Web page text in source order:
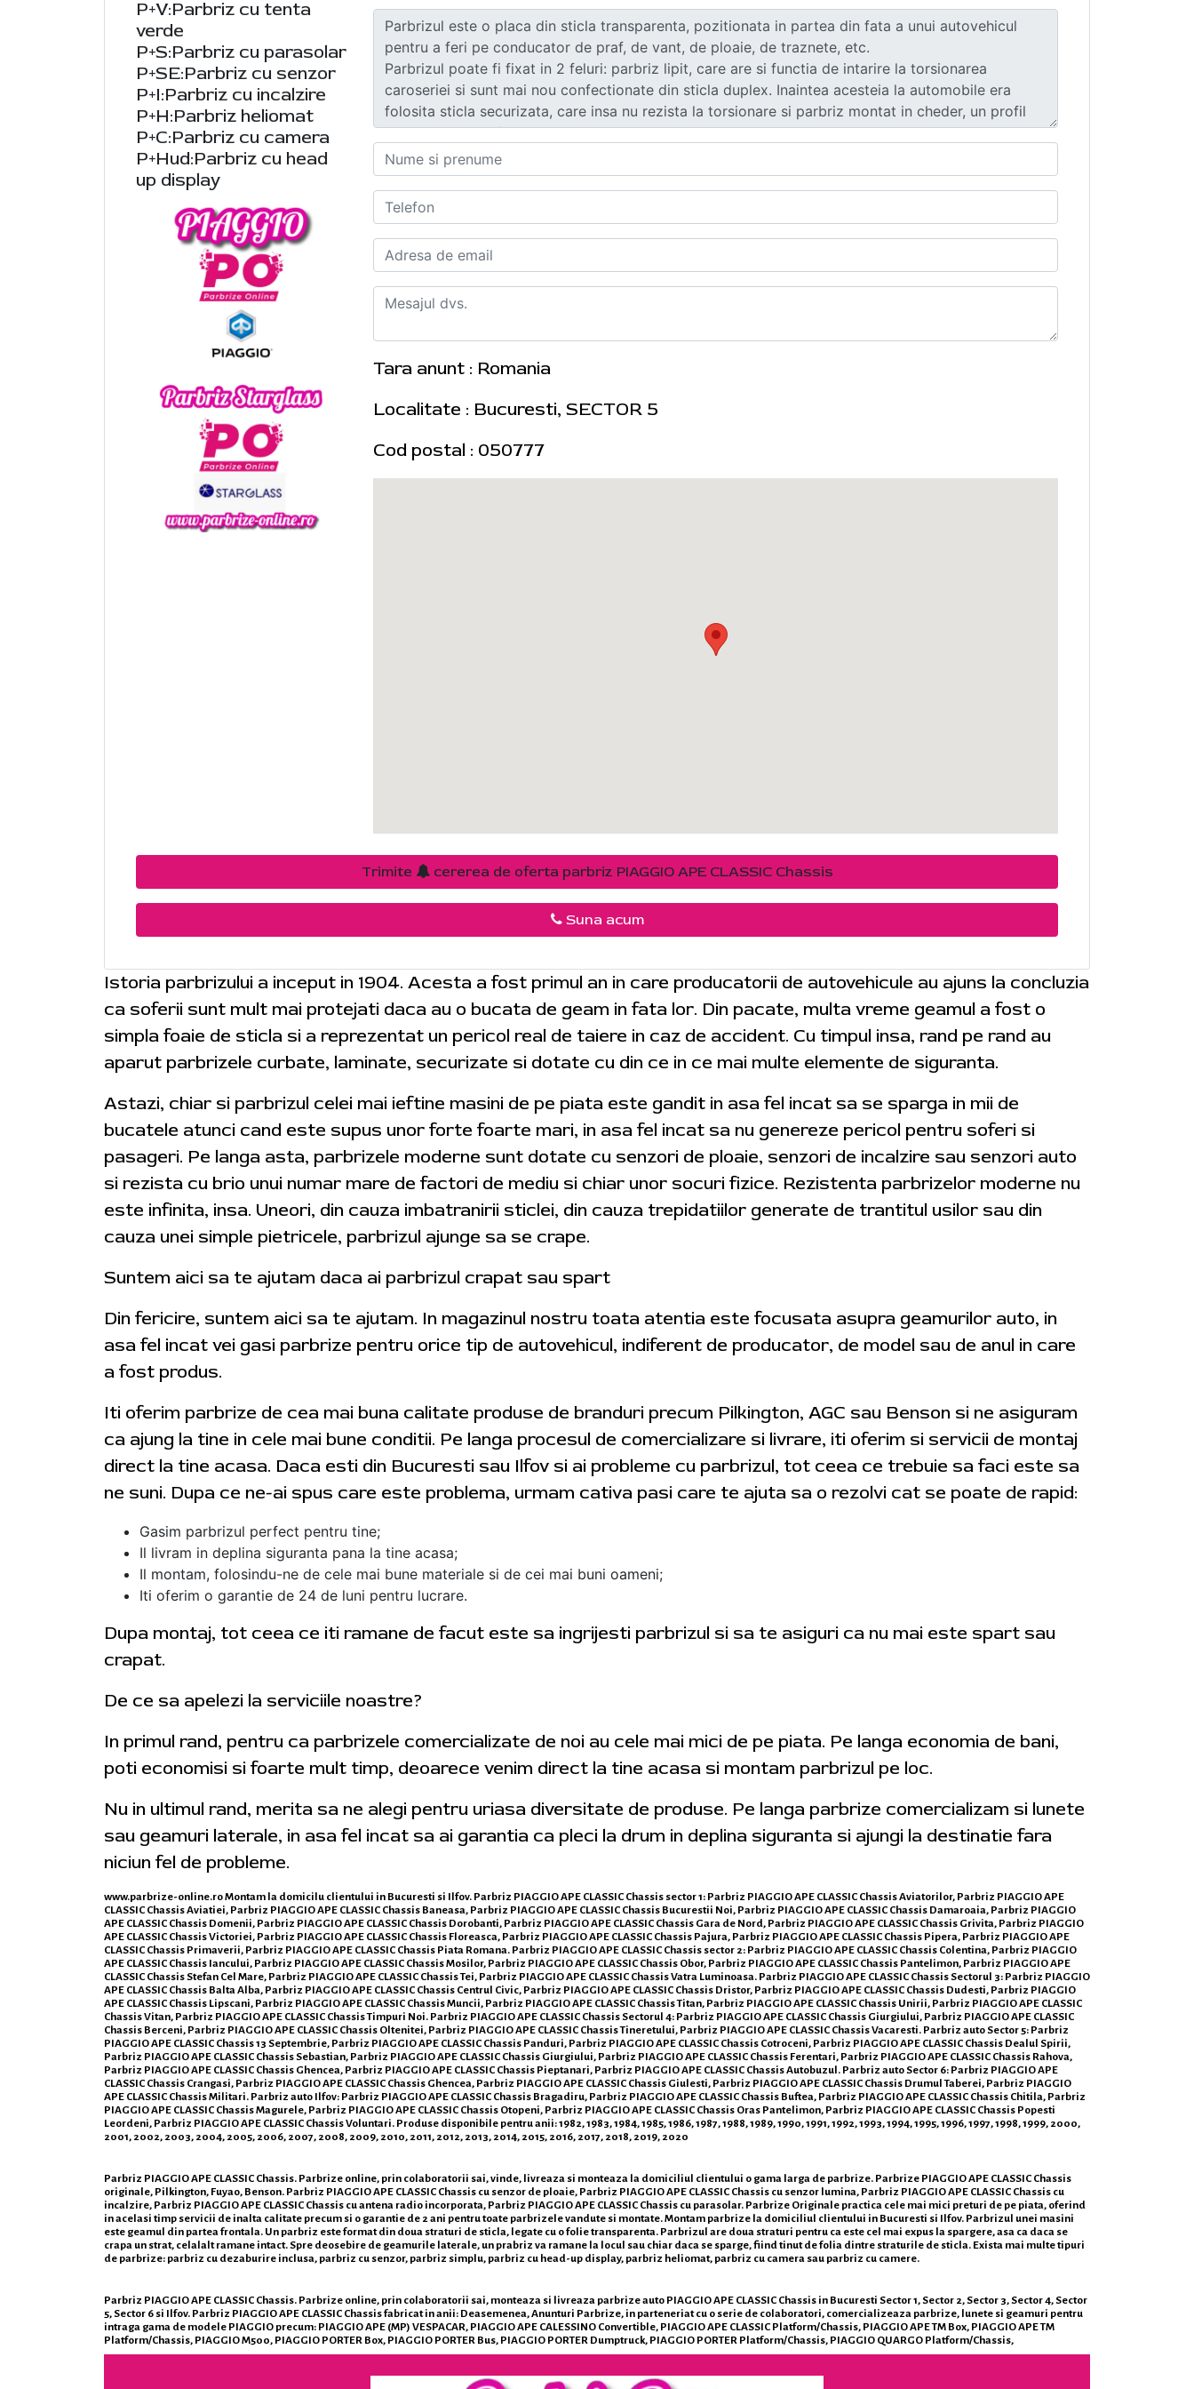
P+V:Parbriz cu tenta
verde
P+S:Parbriz cu parasolar
P+SE:Parbriz cu senzor
P+I:Parbriz cu incalzire
P+H:Parbriz heliomat
P+C:Parbriz cu camera
P+Hud:Parbriz cu head
up display
Tara anunt : Romania
Localitate : Bucuresti, SECTOR 5
Cod postal : 050777
Trimite cererea de oferta parbriz PIAGGIO APE CLASSIC Chassis
Suna acum
Istoria parbrizului a inceput in 1904. Acesta a fost primul an in care producatorii de autovehicule au ajuns la concluzia
ca soferii sunt mult mai protejati daca au o bucata de geam in fata lor. Din pacate, multa vreme geamul a fost o
simpla foaie de sticla si a reprezentat un pericol real de taiere in caz de accident. Cu timpul insa, rand pe rand au
aparut parbrizele curbate, laminate, securizate si dotate cu din ce in ce mai multe elemente de siguranta.
Astazi, chiar si parbrizul celei mai ieftine masini de pe piata este gandit in asa fel incat sa se sparga in mii de
bucatele atunci cand este supus unor forte foarte mari, in asa fel incat sa nu genereze pericol pentru soferi si
pasageri. Pe langa asta, parbrizele moderne sunt dotate cu senzori de ploaie, senzori de incalzire sau senzori auto
si rezista cu brio unui numar mare de factori de mediu si chiar unor socuri fizice. Rezistenta parbrizelor moderne nu
este infinita, insa. Uneori, din cauza imbatranirii sticlei, din cauza trepidatiilor generate de trantitul usilor sau din
cauza unei simple pietricele, parbrizul ajunge sa se crape.
Suntem aici sa te ajutam daca ai parbrizul crapat sau spart
Din fericire, suntem aici sa te ajutam. In magazinul nostru toata atentia este focusata asupra geamurilor auto, in
asa fel incat vei gasi parbrize pentru orice tip de autovehicul, indiferent de producator, de model sau de anul in care
a fost produs.
Iti oferim parbrize de cea mai buna calitate produse de branduri precum Pilkington, AGC sau Benson si ne asiguram
ca ajung la tine in cele mai bune conditii. Pe langa procesul de comercializare si livrare, iti oferim si servicii de montaj
direct la tine acasa. Daca esti din Bucuresti sau Ilfov si ai probleme cu parbrizul, tot ceea ce trebuie sa faci este sa
ne suni. Dupa ce ne-ai spus care este problema, urmam cativa pasi care te ajuta sa o rezolvi cat se poate de rapid:
Gasim parbrizul perfect pentru tine;
Il livram in deplina siguranta pana la tine acasa;
Il montam, folosindu-ne de cele mai bune materiale si de cei mai buni oameni;
Iti oferim o garantie de 24 de luni pentru lucrare.
Dupa montaj, tot ceea ce iti ramane de facut este sa ingrijesti parbrizul si sa te asiguri ca nu mai este spart sau
crapat.
De ce sa apelezi la serviciile noastre?
In primul rand, pentru ca parbrizele comercializate de noi au cele mai mici de pe piata. Pe langa economia de bani,
poti economisi si foarte mult timp, deoarece venim direct la tine acasa si montam parbrizul pe loc.
Nu in ultimul rand, merita sa ne alegi pentru uriasa diversitate de produse. Pe langa parbrize comercializam si lunete
sau geamuri laterale, in asa fel incat sa ai garantia ca pleci la drum in deplina siguranta si ajungi la destinatie fara
niciun fel de probleme.
www.parbrize-online.roMontam la domicilu clientului in Bucuresti si Ilfov. Parbriz PIAGGIO APE CLASSIC Chassis sector 1: Parbriz PIAGGIO APE CLASSIC Chassis Aviatorilor, Parbriz PIAGGIO APE
CLASSIC Chassis Aviatiei, Parbriz PIAGGIO APE CLASSIC Chassis Baneasa, Parbriz PIAGGIO APE CLASSIC Chassis Bucurestii Noi, Parbriz PIAGGIO APE CLASSIC Chassis Damaroaia, Parbriz PIAGGIO
APE CLASSIC Chassis Domenii, Parbriz PIAGGIO APE CLASSIC Chassis Dorobanti, Parbriz PIAGGIO APE CLASSIC Chassis Gara de Nord, Parbriz PIAGGIO APE CLASSIC Chassis Grivita, Parbriz PIAGGIO
APE CLASSIC Chassis Victoriei, Parbriz PIAGGIO APE CLASSIC Chassis Floreasca, Parbriz PIAGGIO APE CLASSIC Chassis Pajura, Parbriz PIAGGIO APE CLASSIC Chassis Pipera, Parbriz PIAGGIO APE
CLASSIC Chassis Primaverii, Parbriz PIAGGIO APE CLASSIC Chassis Piata Romana. Parbriz PIAGGIO APE CLASSIC Chassis sector 2: Parbriz PIAGGIO APE CLASSIC Chassis Colentina, Parbriz PIAGGIO
APE CLASSIC Chassis Iancului, Parbriz PIAGGIO APE CLASSIC Chassis Mosilor, Parbriz PIAGGIO APE CLASSIC Chassis Obor, Parbriz PIAGGIO APE CLASSIC Chassis Pantelimon, Parbriz PIAGGIO APE
CLASSIC Chassis Stefan Cel Mare, Parbriz PIAGGIO APE CLASSIC Chassis Tei, Parbriz PIAGGIO APE CLASSIC Chassis Vatra Luminoasa. Parbriz PIAGGIO APE CLASSIC Chassis Sectorul 3: Parbriz PIAGGIO
APE CLASSIC Chassis Balta Alba, Parbriz PIAGGIO APE CLASSIC Chassis Centrul Civic, Parbriz PIAGGIO APE CLASSIC Chassis Dristor, Parbriz PIAGGIO APE CLASSIC Chassis Dudesti, Parbriz PIAGGIO
APE CLASSIC Chassis Lipscani, Parbriz PIAGGIO APE CLASSIC Chassis Muncii, Parbriz PIAGGIO APE CLASSIC Chassis Titan, Parbriz PIAGGIO APE CLASSIC Chassis Unirii, Parbriz PIAGGIO APE CLASSIC
Chassis Vitan, Parbriz PIAGGIO APE CLASSIC Chassis Timpuri Noi. Parbriz PIAGGIO APE CLASSIC Chassis Sectorul 4: Parbriz PIAGGIO APE CLASSIC Chassis Giurgiului, Parbriz PIAGGIO APE CLASSIC
Chassis Berceni, Parbriz PIAGGIO APE CLASSIC Chassis Oltenitei, Parbriz PIAGGIO APE CLASSIC Chassis Tineretului, Parbriz PIAGGIO APE CLASSIC Chassis Vacaresti. Parbriz auto Sector 5: Parbriz
PIAGGIO APE CLASSIC Chassis 13 Septembrie, Parbriz PIAGGIO APE CLASSIC Chassis Panduri, Parbriz PIAGGIO APE CLASSIC Chassis Cotroceni, Parbriz PIAGGIO APE CLASSIC Chassis Dealul Spirii,
Parbriz PIAGGIO APE CLASSIC Chassis Sebastian, Parbriz PIAGGIO APE CLASSIC Chassis Giurgiului, Parbriz PIAGGIO APE CLASSIC Chassis Ferentari, Parbriz PIAGGIO APE CLASSIC Chassis Rahova,
Parbriz PIAGGIO APE CLASSIC Chassis Ghencea, Parbriz PIAGGIO APE CLASSIC Chassis Pieptanari, Parbriz PIAGGIO APE CLASSIC Chassis Autobuzul. Parbriz auto Sector 6: Parbriz PIAGGIO APE
CLASSIC Chassis Crangasi, Parbriz PIAGGIO APE CLASSIC Chassis Ghencea, Parbriz PIAGGIO APE CLASSIC Chassis Giulesti, Parbriz PIAGGIO APE CLASSIC Chassis Drumul Taberei, Parbriz PIAGGIO
APE CLASSIC Chassis Militari. Parbriz auto Ilfov: Parbriz PIAGGIO APE CLASSIC Chassis Bragadiru, Parbriz PIAGGIO APE CLASSIC Chassis Buftea, Parbriz PIAGGIO APE CLASSIC Chassis Chitila, Parbriz
PIAGGIO APE CLASSIC Chassis Magurele, Parbriz PIAGGIO APE CLASSIC Chassis Otopeni, Parbriz PIAGGIO APE CLASSIC Chassis Oras Pantelimon, Parbriz PIAGGIO APE CLASSIC Chassis Popesti
Leordeni, Parbriz PIAGGIO APE CLASSIC Chassis Voluntari. Produse disponibile pentru anii: 1982, 1983, 1984, 1985, 1986, 1987, 1988, 1989, 1990, 1991, 1992, 1993, 1994, 1995, 1996, 1997, 1998, 1999, 2000,
2001, 2002, 2003, 2004, 2005, 2006, 2007, 2008, 2009, 2010, 2011, 2012, 2013, 2014, 2015, 2016, 2017, 2018, 2019, 2020
Parbriz PIAGGIO APE CLASSIC Chassis. Parbrize online, prin colaboratorii sai, vinde, livreaza si monteaza la domiciliul clientului o gama larga de parbrize. Parbrize PIAGGIO APE CLASSIC Chassis
originale, Pilkington, Fuyao, Benson. Parbriz PIAGGIO APE CLASSIC Chassis cu senzor de ploaie, Parbriz PIAGGIO APE CLASSIC Chassis cu senzor lumina, Parbriz PIAGGIO APE CLASSIC Chassis cu
incalzire, Parbriz PIAGGIO APE CLASSIC Chassis cu antena radio incorporata, Parbriz PIAGGIO APE CLASSIC Chassis cu parasolar. Parbrize Originale practica cele mai mici preturi de pe piata, oferind
in acelasi timp servicii de inalta calitate precum si o garantie de 2 ani pentru toate parbrizele vandute si montate. Montam parbrize la domiciliul clientului in Bucuresti si Ilfov. Parbrizul unei masini
este geamul din partea frontala. Un parbriz este format din doua straturi de sticla, legate cu o folie transparenta. Parbrizul are doua straturi pentru ca este cel mai expus la spargere, asa ca daca se
crapa un strat, celalalt ramane intact. Spre deosebire de geamurile laterale, un prabriz va ramane la locul sau chiar daca se sparge, fiind tinut de folia dintre straturile de sticla. Exista mai multe tipuri
de parbrize: parbriz cu dezaburire inclusa, parbriz cu senzor, parbriz simplu, parbriz cu head-up display, parbriz heliomat, parbriz cu camera sau parbriz cu camere.
Parbriz PIAGGIO APE CLASSIC Chassis. Parbrize online, prin colaboratorii sai, monteaza si livreaza parbrize auto PIAGGIO APE CLASSIC Chassis in Bucuresti Sector 1, Sector 2, Sector 3, Sector 4, Sector
5, Sector 6 si Ilfov. Parbriz PIAGGIO APE CLASSIC Chassis fabricat in anii: Deasemenea, Anunturi Parbrize, in parteneriat cu o serie de colaboratori, comercializeaza parbrize, lunete si geamuri pentru
intraga gama de modele PIAGGIO precum: PIAGGIO APE (MP) VESPACAR, PIAGGIO APE CALESSINO Convertible, PIAGGIO APE CLASSIC Platform/Chassis, PIAGGIO APE TM Box, PIAGGIO APE TM
Platform/Chassis, PIAGGIO M500, PIAGGIO PORTER Box, PIAGGIO PORTER Bus, PIAGGIO PORTER Dumptruck, PIAGGIO PORTER Platform/Chassis, PIAGGIO QUARGO Platform/Chassis,